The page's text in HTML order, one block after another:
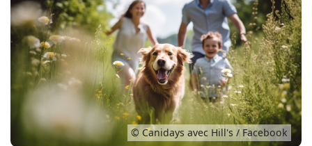
© Canidays avec Hill's / Facebook